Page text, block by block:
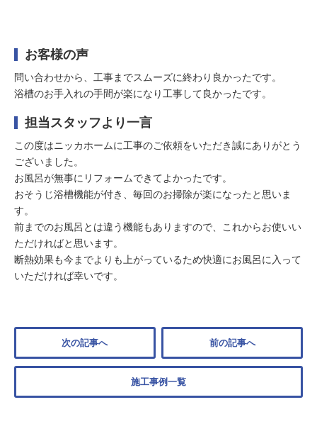
お客様の声
問い合わせから、工事までスムーズに終わり良かったです。
浴槽のお手入れの手間が楽になり工事して良かったです。
担当スタッフより一言
この度はニッカホームに工事のご依頼をいただき誠にありがとう
ございました。
お風呂が無事にリフォームできてよかったです。
おそうじ浴槽機能が付き、毎回のお掃除が楽になったと思いま
す。
前までのお風呂とは違う機能もありますので、これからお使いい
ただければと思います。
断熱効果も今までよりも上がっているため快適にお風呂に入って
いただければ幸いです。
次の記事へ 前の記事へ
施工事例一覧